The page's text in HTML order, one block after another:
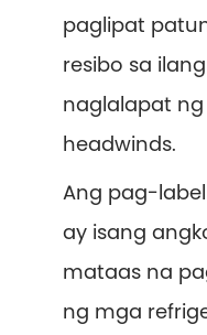
paglipat
resibo sa
naglalapat
headwinds.
Ang pag-
ay isang
mataas na
ng mga